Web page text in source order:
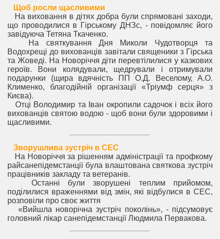
Щоб росли щасливими
На виховання в дітях добра були спрямовані заходи,
що проводилися в Гірському ДНЗс, - повідомляє його
завідуюча Тетяна Ткаченко.
На святкування Дня Миколи Чудотворця та
Водохрещі до вихованців завітали священики з Гірська
та Жоведі. На Новоріччя діти перевтілилися у казкових
героїв. Вони колядували, щедрували і отримували
подарунки (щира вдячність ПП О.Д. Веселому, А.О.
Клименко, благодійній організації «Тріумф серця» з
Києва).
Отці Володимир та Іван окропили садочок і всіх його
вихованців святою водою - щоб вони були здоровими і
щасливими.
Зворушлива зустріч в СЕС
На Новоріччя за рішенням адміністрації та профкому
райсанепідемстанції була влаштована святкова зустріч
працівників закладу та ветеранів.
Останні були зворушені теплим прийомом,
поділилися враженнями від змін, які відбулися в СЕС,
розповіли про своє життя
«Вийшла новорічна зустріч поколінь», - підсумовує
головний лікар санепідемстанції Людмила Первакова.